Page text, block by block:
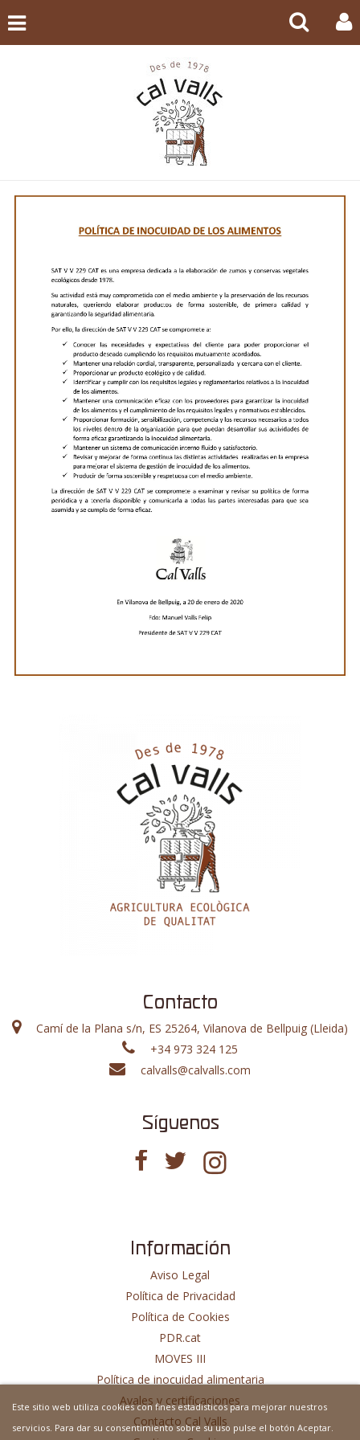
Contacto
Camí de la Plana s/n, ES 25264, Vilanova de Bellpuig (Lleida)
+34 973 324 125
calvalls@calvalls.com
Síguenos
Información
Aviso Legal
Política de Privacidad
Política de Cookies
PDR.cat
MOVES III
Política de inocuidad alimentaria
Avales y certificaciones
Contacto Cal Valls
Este sitio web utiliza cookies con fines estadisticos para mejorar nuestros
servicios. Para dar su consentimiento sobre su uso pulse el botón Aceptar.